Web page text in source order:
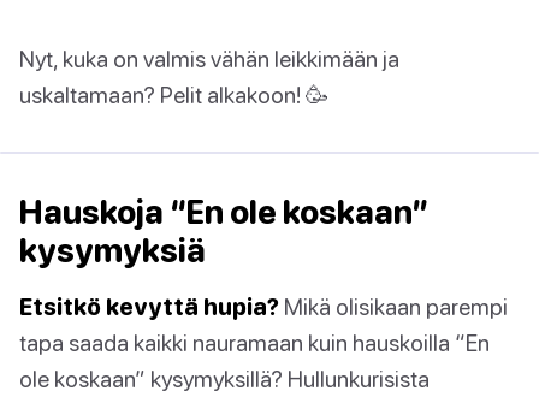
Nyt, kuka on valmis vähän leikkimään ja
uskaltamaan? Pelit alkakoon! 🥳
Hauskoja “En ole koskaan”
kysymyksiä
Etsitkö kevyttä hupia? Mikä olisikaan parempi
tapa saada kaikki nauramaan kuin hauskoilla “En
ole koskaan” kysymyksillä? Hullunkurisista